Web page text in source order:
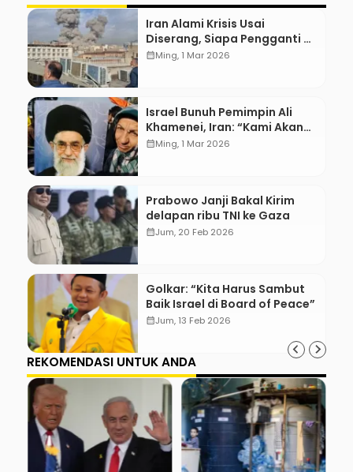
Iran Alami Krisis Usai
Diserang, Siapa Pengganti Ali
Khamenei?
calendar_monthMing, 1 Mar 2026
Israel Bunuh Pemimpin Ali
Khamenei, Iran: “Kami Akan
Balas!”
calendar_monthMing, 1 Mar 2026
Prabowo Janji Bakal Kirim
delapan ribu TNI ke Gaza
calendar_monthJum, 20 Feb 2026
Golkar: “Kita Harus Sambut
Baik Israel di Board of Peace”
calendar_monthJum, 13 Feb 2026
REKOMENDASI UNTUK ANDA